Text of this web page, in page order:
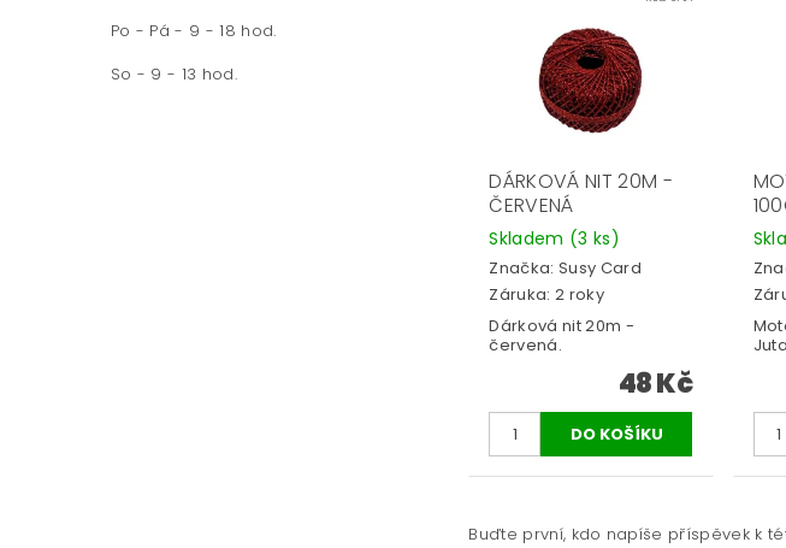
Po - Pá - 9 - 18 hod.
So - 9 - 13 hod.
DÁRKOVÁ NIT 20M -
ČERVENÁ
Skladem (3 ks)
Značka: Susy Card
Záruka: 2 roky
Dárková nit 20m -
červená.
48 Kč
Buďte první, kdo napíše příspěvek k